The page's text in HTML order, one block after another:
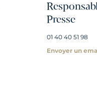
Presse
01 40 40 51 98
Envoyer un